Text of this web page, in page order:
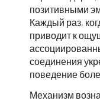
позитивными
Каждый раз,
приводит к
соединения
поведение
Механизм